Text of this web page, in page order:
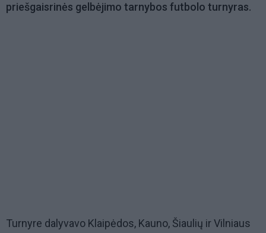
priešgaisrinės gelbėjimo tarnybos futbolo turnyras.
Turnyre dalyvavo Klaipėdos, Kauno, Šiaulių ir Vilniaus